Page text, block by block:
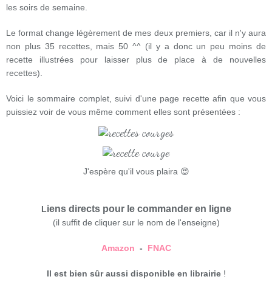
les soirs de semaine.
Le format change légèrement de mes deux premiers, car il n'y aura
non plus 35 recettes, mais 50 ^^ (il y a donc un peu moins de
recette illustrées pour laisser plus de place à de nouvelles
recettes).
Voici le sommaire complet, suivi d'une page recette afin que vous
puissiez voir de vous même comment elles sont présentées :
J'espère qu'il vous plaira 😍
Liens directs pour le commander en ligne
(il suffit de cliquer sur le nom de l'enseigne)
Amazon - FNAC
Il est bien sûr aussi disponible en librairie !